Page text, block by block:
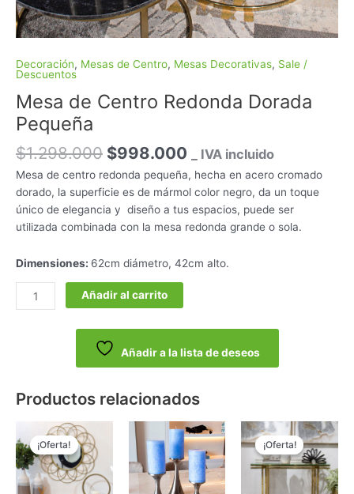
Decoración, Mesas de Centro, Mesas Decorativas, Sale /
Descuentos
Mesa de Centro Redonda Dorada
Pequeña
$1.298.000 $998.000 _ IVA incluido
Mesa de centro redonda pequeña, hecha en acero cromado
dorado, la superficie es de mármol color negro, da un toque
único de elegancia y diseño a tus espacios, puede ser
utilizada combinada con la mesa redonda grande o sola.
Dimensiones: 62cm diámetro, 42cm alto.
Añadir al carrito
Añadir a la lista de deseos
Productos relacionados
¡Oferta!
¡Oferta!
El
precio
original
era:
$598.000.
precio
actual
es:
$398.000.
¡Oferta!
¡Oferta!
El
precio
original
era:
El
precio
actual
es:
$1.998.000.